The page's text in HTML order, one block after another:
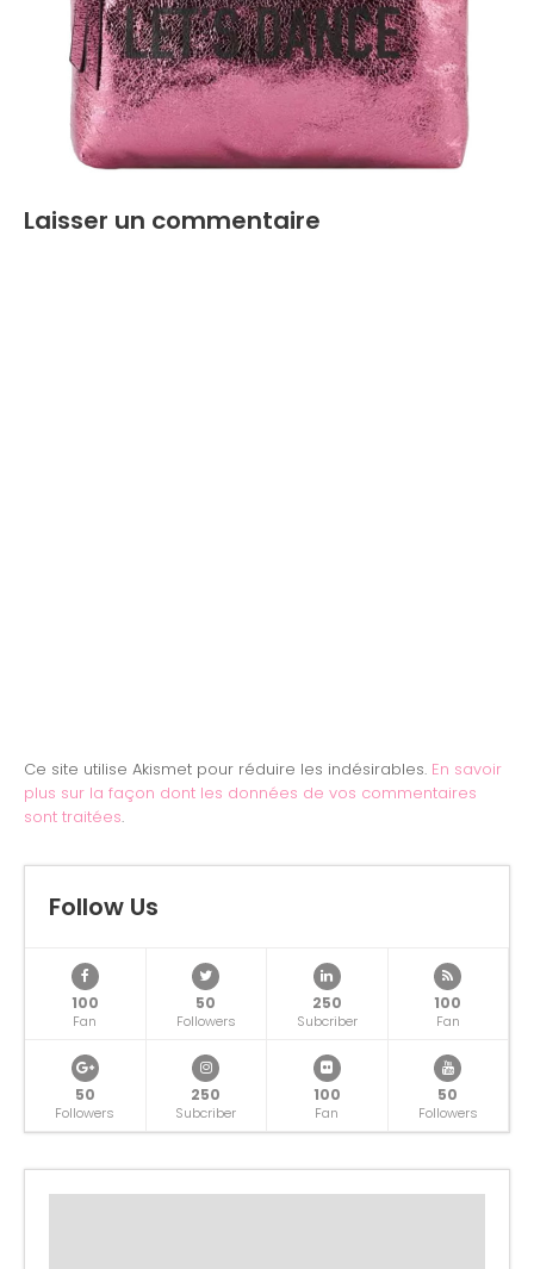
Laisser un commentaire
Ce site utilise Akismet pour réduire les indésirables. En savoir
plus sur la façon dont les données de vos commentaires
sont traitées.
Follow Us
100
Fan
50
Followers
250
Subcriber
100
Fan
50
Followers
250
Subcriber
100
Fan
50
Followers